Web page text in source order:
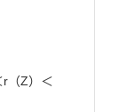
r（Z）＜